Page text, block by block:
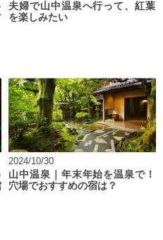
夫婦で山中温泉へ行って、紅葉
を楽しみたい
2024/10/30
山中温泉｜年末年始を温泉で！
穴場でおすすめの宿は？